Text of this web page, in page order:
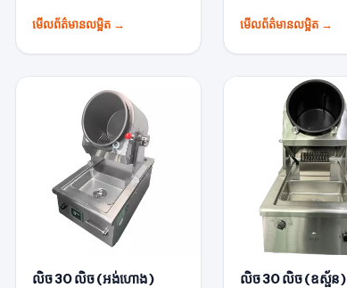
មើលព័ត៌មានលម្អិត → មើលព័ត៌មានលម្អិត →
លិច 30 លិច (អង់ហោង) លិច 30 លិច (ឧស្ផ័ន)